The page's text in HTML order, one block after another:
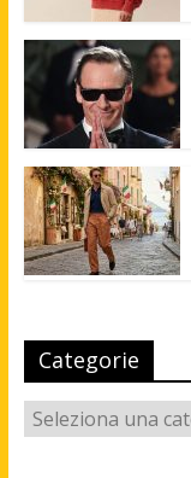
Categorie
Categorie